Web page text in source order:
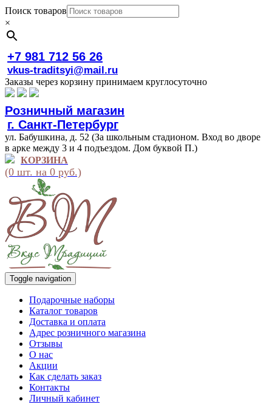
Поиск товаров
×
+7 981 712 56 26
vkus-traditsyi@mail.ru
Заказы через корзину принимаем круглосуточно
Розничный магазин
г. Санкт-Петербург
ул. Бабушкина, д. 52 (За школьным стадионом. Вход во дворе
в арке между 3 и 4 подъездом. Дом буквой П.)
КОРЗИНА
(0 шт. на 0 руб.)
Toggle navigation
Подарочные наборы
Каталог товаров
Доставка и оплата
Адрес розничного магазина
Отзывы
О нас
Акции
Как сделать заказ
Контакты
Личный кабинет